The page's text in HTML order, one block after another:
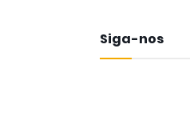
Siga-nos